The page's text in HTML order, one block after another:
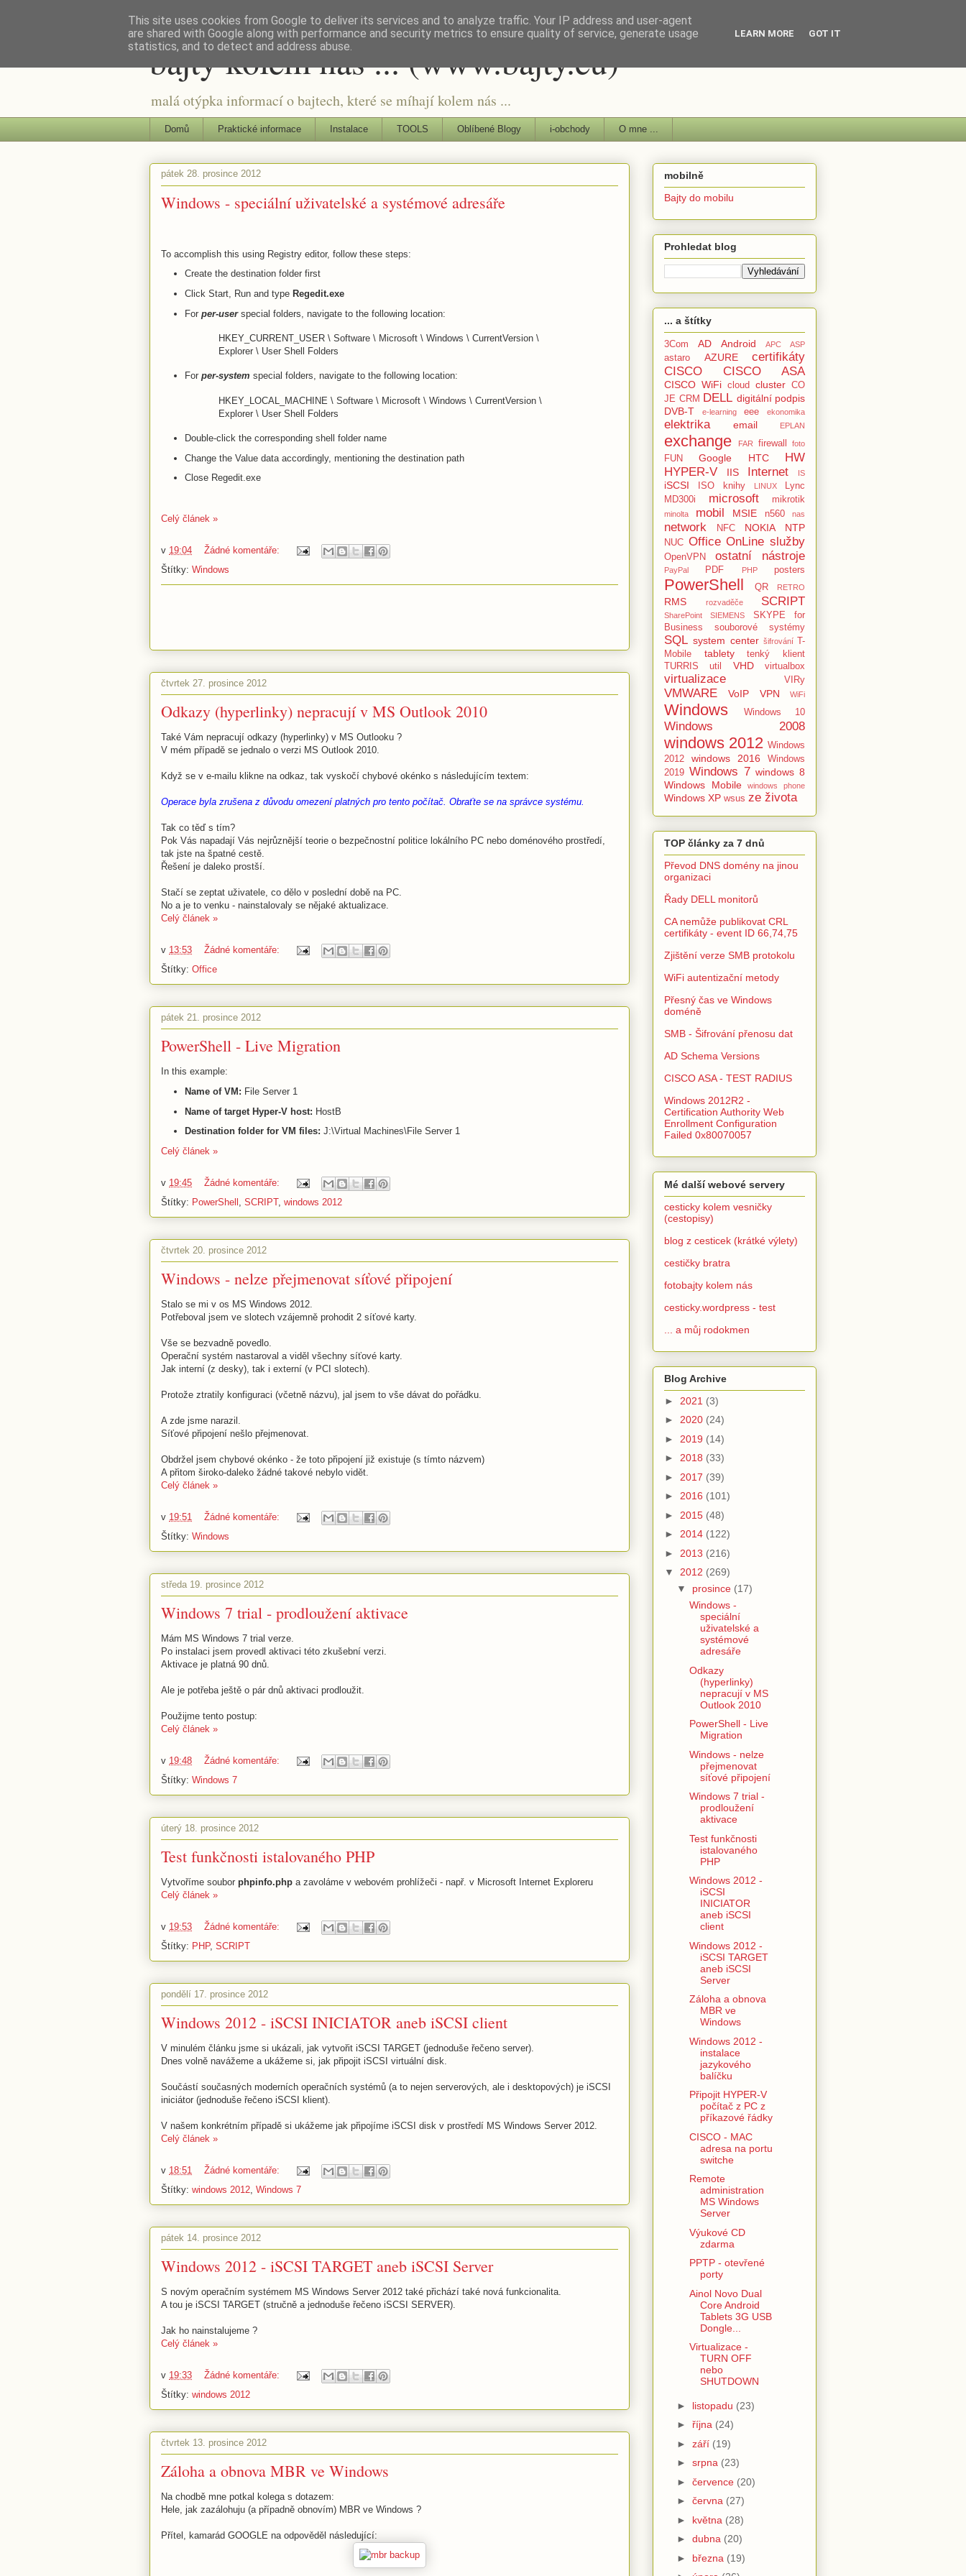
bajty kolem nás ... (www.bajty.eu)
malá otýpka informací o bajtech, které se míhají kolem nás ...
Domů Praktické informace Instalace TOOLS Oblíbené Blogy i-obchody O mne ...
pátek 28. prosince 2012
Windows - speciální uživatelské a systémové adresáře
To accomplish this using Registry editor, follow these steps:
Create the destination folder first
Click Start, Run and type Regedit.exe
For per-userspecial folders, navigate to the following location:
HKEY_CURRENT_USER \ Software \ Microsoft \ Windows \ CurrentVersion \
Explorer \ User Shell Folders
For per-system special folders, navigate to the following location:
HKEY_LOCAL_MACHINE \ Software \ Microsoft \ Windows \ CurrentVersion \
Explorer \ User Shell Folders
Double-click the corresponding shell folder name
Change the Value data accordingly, mentioning the destination path
Close Regedit.exe
Celý článek »
v 19:04
Žádné komentáře:
Štítky: Windows
čtvrtek 27. prosince 2012
Odkazy (hyperlinky) nepracují v MS Outlook 2010
Také Vám nepracují odkazy (hyperlinky) v MS Outlooku ?
V mém případě se jednalo o verzi MS Outlook 2010.
Když se v e-mailu klikne na odkaz, tak vyskočí chybové okénko s následujícím textem:
Operace byla zrušena z důvodu omezení platných pro tento počítač. Obraťte se na správce systému.
Tak co těď s tím?
Pok Vás napadají Vás nejrůznější teorie o bezpečnostní politice lokálního PC nebo doménového prostředí,
tak jste na špatné cestě.
Řešení je daleko prostší.
Stačí se zeptat uživatele, co dělo v poslední době na PC.
No a je to venku - nainstalovaly se nějaké aktualizace.
Celý článek »
v 13:53
Žádné komentáře:
Štítky: Office
pátek 21. prosince 2012
PowerShell - Live Migration
In this example:
Name of VM: File Server 1
Name of target Hyper-V host: HostB
Destination folder for VM files: J:\Virtual Machines\File Server 1
Celý článek »
v 19:45
Žádné komentáře:
Štítky: PowerShell , SCRIPT, windows 2012
čtvrtek 20. prosince 2012
Windows - nelze přejmenovat síťové připojení
Stalo se mi v os MS Windows 2012.
Potřeboval jsem ve slotech vzájemně prohodit 2 síťové karty.
Vše se bezvadně povedlo.
Operační systém nastaroval a viděl všechny síťové karty.
Jak interní (z desky), tak i externí (v PCI slotech).
Protože ztratily konfiguraci (včetně názvu), jal jsem to vše dávat do pořádku.
A zde jsme narazil.
Síťové připojení nešlo přejmenovat.
Obdržel jsem chybové okénko - že toto připojení již existuje (s tímto názvem)
A přitom široko-daleko žádné takové nebylo vidět.
Celý článek »
v 19:51
Žádné komentáře:
Štítky: Windows
středa 19. prosince 2012
Windows 7 trial - prodloužení aktivace
Mám MS Windows 7 trial verze.
Po instalaci jsem provedl aktivaci této zkušební verzi.
Aktivace je platná 90 dnů.
Ale je potřeba ještě o pár dnů aktivaci prodloužit.
Použijme tento postup:
Celý článek »
v 19:48
Žádné komentáře:
Štítky: Windows 7
úterý 18. prosince 2012
Test funkčnosti istalovaného PHP
Vytvoříme soubor phpinfo.php a zavoláme v webovém prohlížeči - např. v Microsoft Internet Exploreru
Celý článek »
v 19:53
Žádné komentáře:
Štítky: PHP, SCRIPT
pondělí 17. prosince 2012
Windows 2012 - iSCSI INICIATOR aneb iSCSI client
V minulém článku jsme si ukázali, jak vytvořit iSCSI TARGET (jednoduše řečeno server).
Dnes volně navážeme a ukážeme si, jak připojit iSCSI virtuální disk.
Součástí současných moderních operačních systémů (a to nejen serverových, ale i desktopových) je iSCSI
iniciátor (jednoduše řečeno iSCSI klient).
V našem konkrétním případě si ukážeme jak připojíme iSCSI disk v prostředí MS Windows Server 2012.
Celý článek »
v 18:51
Žádné komentáře:
Štítky: windows 2012, Windows 7
pátek 14. prosince 2012
Windows 2012 - iSCSI TARGET aneb iSCSI Server
S novým operačním systémem MS Windows Server 2012 také přichází také nová funkcionalita.
A tou je iSCSI TARGET (stručně a jednoduše řečeno iSCSI SERVER).
Jak ho nainstalujeme ?
Celý článek »
v 19:33
Žádné komentáře:
Štítky: windows 2012
čtvrtek 13. prosince 2012
Záloha a obnova MBR ve Windows
Na chodbě mne potkal kolega s dotazem:
Hele, jak zazálohuju (a případně obnovím) MBR ve Windows ?
Přítel, kamarád GOOGLE na odpověděl následující:
mobilně
Bajty do mobilu
Prohledat blog
... a štítky
3Com AD Android APC ASP
astaro AZURE
certifikáty
CISCO
CISCO ASA
CISCO WiFi cloud cluster CO
JE CRM DELL digitální podpis
DVB-T
e-learning eee ekonomika
elektrika email EPLAN
exchange FAR firewall foto
FUN Google HTC
HW
HYPER-V
IIS Internet IS
iSCSI ISO knihy LINUX
Lync
MD300i
microsoft mikrotik
minolta mobil MSIE n560 nas
network NFC NOKIA NTP
NUC Office OnLine služby
OpenVPN ostatní nástroje
PayPal PDF PHP posters
PowerShell QR RETRO
RMS rozvaděče SCRIPT
SharePoint SIEMENS
SKYPE for
Business
souborové systémy
SQL system center šifrování T-
Mobile
tablety
tenký klient
TURRIS
util VHD virtualbox
virtualizace VIRy
VMWARE VoIP VPN WiFi
Windows Windows 10
Windows 2008
windows 2012 Windows
2012
windows 2016
Windows
2019 Windows 7 windows 8
Windows Mobile
windows phone
Windows XP wsus ze života
TOP články za 7 dnů
Převod DNS domény na jinou
organizaci
Řady DELL monitorů
CA nemůže publikovat CRL
certifikáty - event ID 66,74,75
Zjištění verze SMB protokolu
WiFi autentizační metody
Přesný čas ve Windows
doméně
SMB - Šifrování přenosu dat
AD Schema Versions
CISCO ASA - TEST RADIUS
Windows 2012R2 -
Certification Authority Web
Enrollment Configuration
Failed 0x80070057
Mé další webové servery
cesticky kolem vesničky
(cestopisy)
blog z cesticek (krátké výlety)
cestičky bratra
fotobajty kolem nás
cesticky.wordpress - test
... a můj rodokmen
Blog Archive
► 2021 (3)
► 2020 (24)
► 2019 (14)
► 2018 (33)
► 2017 (39)
► 2016 (101)
► 2015 (48)
► 2014 (122)
► 2013 (216)
▼ 2012 (269)
▼ prosince (17)
Windows -
speciální
uživatelské a
systémové
adresáře
Odkazy
(hyperlinky)
nepracují v MS
Outlook 2010
PowerShell - Live
Migration
Windows - nelze
přejmenovat
síťové připojení
Windows 7 trial -
prodloužení
aktivace
Test funkčnosti
istalovaného
PHP
Windows 2012 -
iSCSI
INICIATOR
aneb iSCSI
client
Windows 2012 -
iSCSI TARGET
aneb iSCSI
Server
Záloha a obnova
MBR ve
Windows
Windows 2012 -
instalace
jazykového
balíčku
Připojit HYPER-V
počítač z PC z
příkazové řádky
CISCO - MAC
adresa na portu
switche
Remote
administration
MS Windows
Server
Výukové CD
zdarma
PPTP - otevřené
porty
Ainol Novo Dual
Core Android
Tablets 3G USB
Dongle...
Virtualizace -
TURN OFF
nebo
SHUTDOWN
► listopadu (23)
► října (24)
► září (19)
► srpna (23)
► července (20)
► června (27)
► května (28)
► dubna (20)
► března (19)
This site uses cookies from Google to deliver its services and to analyze traffic. Your IP address and user-agent
are shared with Google along with performance and security metrics to ensure quality of service, generate usage
statistics, and to detect and address abuse.
LEARN MORE GOT IT